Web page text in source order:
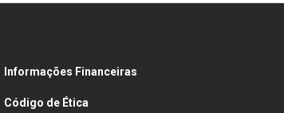
Informações Financeiras
Código de Ética